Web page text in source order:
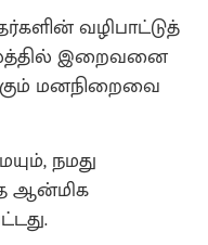
வழிபாட்டுத்
இறைவனை
மனநிறைவை
நமது
ஆன்மிக